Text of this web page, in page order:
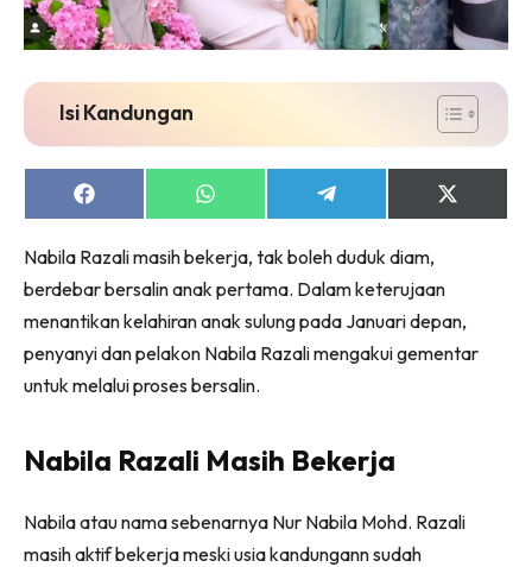
Isi Kandungan
Share
on
Share
on
Share
on
Share
on
Nabila Razali masih bekerja, tak boleh duduk diam,
berdebar bersalin anak pertama. Dalam keterujaan
menantikan kelahiran anak sulung pada Januari depan,
penyanyi dan pelakon Nabila Razali mengakui gementar
untuk melalui proses bersalin.
Nabila Razali Masih Bekerja
Nabila atau nama sebenarnya Nur Nabila Mohd. Razali
masih aktif bekerja meski usia kandungann sudah